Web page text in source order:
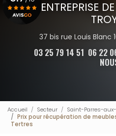
ENTREPRISE
37 bis rue Louis Blanc
03 25 79 14 51 06 22
Accueil Secteur
Saint-Parres-
Prix pour récupération de
Tertres